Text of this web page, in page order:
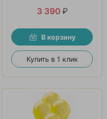
3 390 ₽
В корзину
Купить в 1 клик